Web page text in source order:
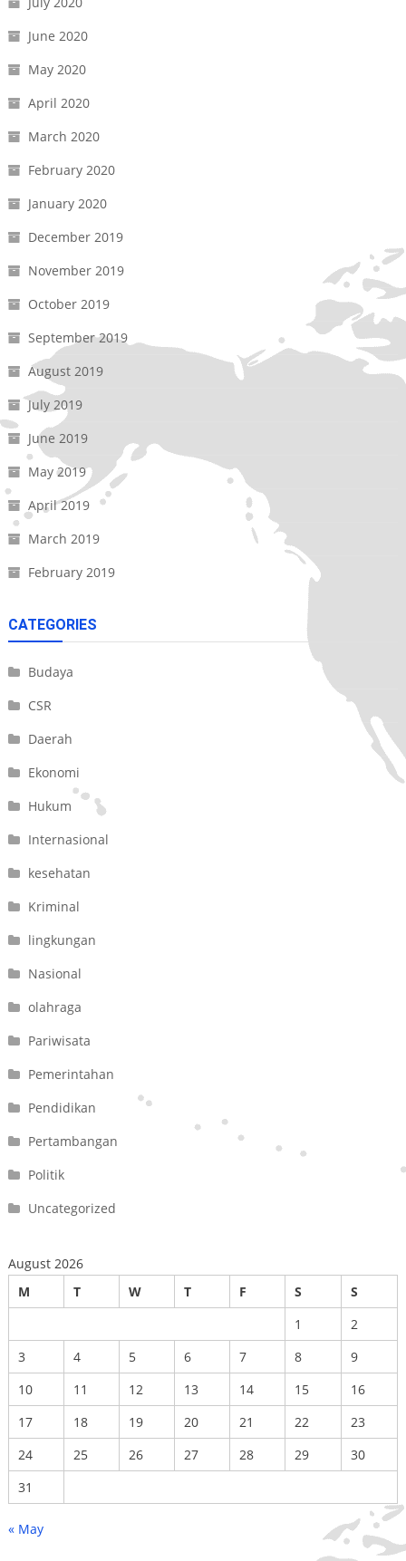
June 2020
May 2020
April 2020
March 2020
February 2020
January 2020
December 2019
November 2019
October 2019
September 2019
August 2019
July 2019
June 2019
May 2019
April 2019
March 2019
February 2019
CATEGORIES
Budaya
CSR
Daerah
Ekonomi
Hukum
Internasional
kesehatan
Kriminal
lingkungan
Nasional
olahraga
Pariwisata
Pemerintahan
Pendidikan
Pertambangan
Politik
Uncategorized
August 2026
M
T W T F S
S
1
2
3
4 5 6 7 8
9
10
11 12 13 14 15
16
17
18 19 20 21 22
23
24
25 26 27 28 29
30
31
« May